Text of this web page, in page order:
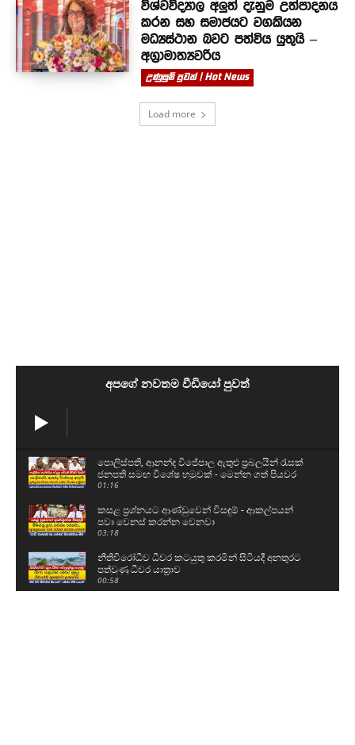
විශ්වවිද්‍යාල අලුත් දැනුම උත්පාදනය
කරන සහ සමාජයට වගකියන
මධ්‍යස්ථාන බවට පත්විය යුතුයි –
අග්‍රාමාත්‍යවරිය
උණුසුම් පුවත් | Hot News
Load more
අපගේ නවතම වීඩියෝ පුවත්
පොලිස්පති, ආනන්ද විජේපාල ඇතුළු ප්‍රබලයින් රැසක්
ජනපති සමඟ විශේෂ හමුවක් - මෙන්න ගත් පියවර
01:16
කසළ ප්‍රශ්නයට ආණ්ඩුවෙන් විසඳුම් - ආකල්පයන්
පවා වෙනස් කරන්න වෙනවා
03:18
නීතිවිරෝධීව ධීවර කටයුතු කරමින් සිටියදී අනතුරට
පත්වුණු ධීවර යාත්‍රාව
00:58